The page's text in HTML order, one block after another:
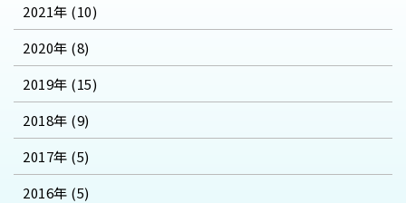
2021年 (10)
2020年 (8)
2019年 (15)
2018年 (9)
2017年 (5)
2016年 (5)